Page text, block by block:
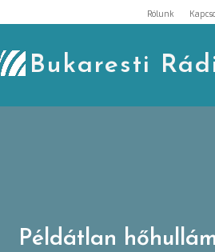
to
content
Rólunk
Bukaresti
Példátlan